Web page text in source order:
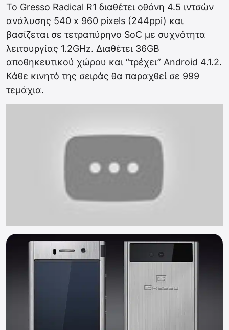
Το Gresso Radical R1 διαθέτει οθόνη 4.5 ιντσών
ανάλυσης 540 x 960 pixels (244ppi) και
βασίζεται σε τετραπύρηνο SoC με συχνότητα
λειτουργίας 1.2GHz. Διαθέτει 36GB
αποθηκευτικού χώρου και “τρέχει” Android 4.1.2.
Κάθε κινητό της σειράς θα παραχθεί σε 999
τεμάχια.